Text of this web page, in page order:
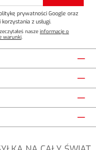
prywatności Google oraz
z usługi.
naszeinformacje o
warunki.